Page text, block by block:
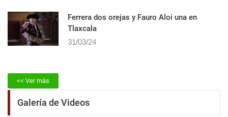
Ferrera dos orejas y Fauro Aloi una en
Tlaxcala
31/03/24
<< Ver más
Galería de Videos